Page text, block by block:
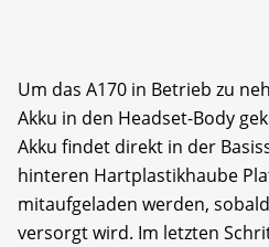
Um das A170 in Betrieb zu
Akku in den Headset-Body
Akku findet direkt in der
hinteren Hartplastikhaube
mitaufgeladen werden,
versorgt wird. Im letzten